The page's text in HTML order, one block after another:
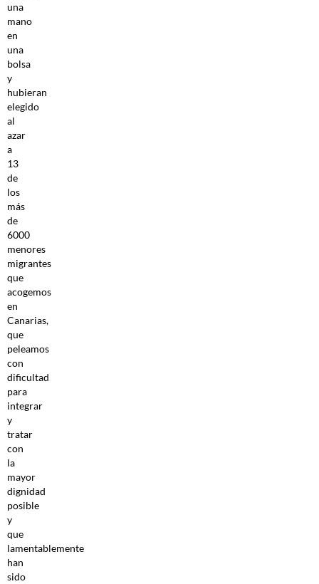
una
mano
en
una
bolsa
y
hubieran
elegido
al
azar
a
13
de
los
más
de
6000
menores
migrantes
que
acogemos
en
Canarias,
que
peleamos
con
dificultad
para
integrar
y
tratar
con
la
mayor
dignidad
posible
y
que
lamentablemente
han
sido